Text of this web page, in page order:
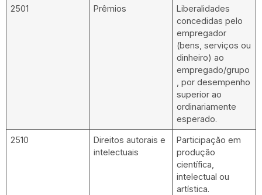
2501 Prêmios
Liberalidades
concedidas pelo
empregador
(bens, serviços ou
dinheiro) ao
empregado/grupo
, por desempenho
superior ao
ordinariamente
esperado.
2510
Direitos autorais e
intelectuais
Participação em
produção
científica,
intelectual ou
artística.